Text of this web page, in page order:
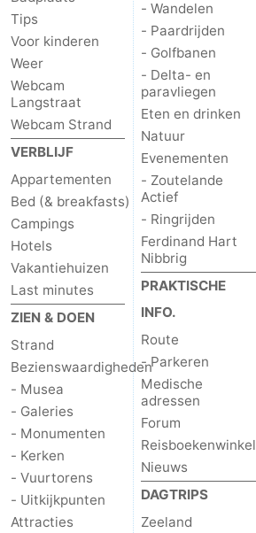
Middelburg
Zeeuws-
Vlaanderen
-
Nieuwvliet
-
Sluis
-
Cadzand
Natuur
Het
Zwin
Weer
Contact
Tips
Voor kinderen
Weer
Webcam
Langstraat
Webcam Strand
VERBLIJF
Appartementen
Bed (& breakfasts)
Campings
Hotels
Vakantiehuizen
Last minutes
ZIEN & DOEN
Strand
Bezienswaardigheden
- Musea
- Galeries
- Monumenten
- Kerken
- Vuurtorens
- Uitkijkpunten
Attracties
- Wandelen
- Paardrijden
- Golfbanen
- Delta- en
paravliegen
Eten en drinken
Natuur
Evenementen
- Zoutelande
Actief
- Ringrijden
Ferdinand Hart
Nibbrig
PRAKTISCHE
INFO.
Route
- Parkeren
Medische
adressen
Forum
Reisboekenwinkel
Nieuws
DAGTRIPS
Zeeland